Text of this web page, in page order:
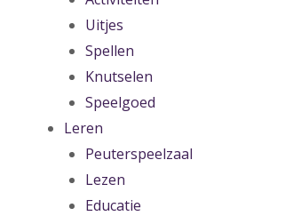
Uitjes
Spellen
Knutselen
Speelgoed
Leren
Peuterspeelzaal
Lezen
Educatie